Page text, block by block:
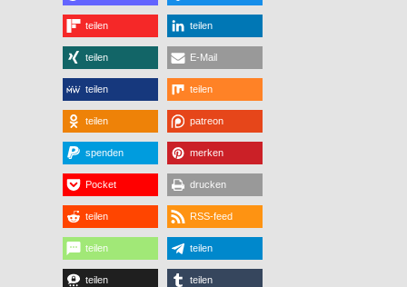
teilen teilen
teilen E-Mail
teilen teilen
teilen patreon
spenden merken
Pocket drucken
teilen RSS-feed
teilen teilen
teilen teilen